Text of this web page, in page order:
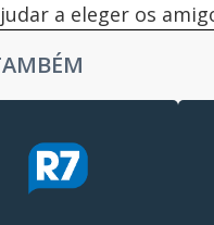
a eleger os